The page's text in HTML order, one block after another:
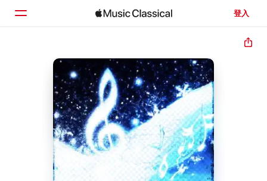
登入
首頁
瀏覽
搜尋